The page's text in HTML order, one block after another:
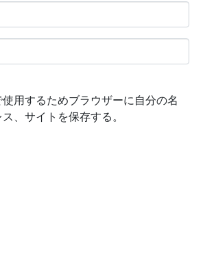
用するためブラウザーに自分の名
、サイトを保存する。